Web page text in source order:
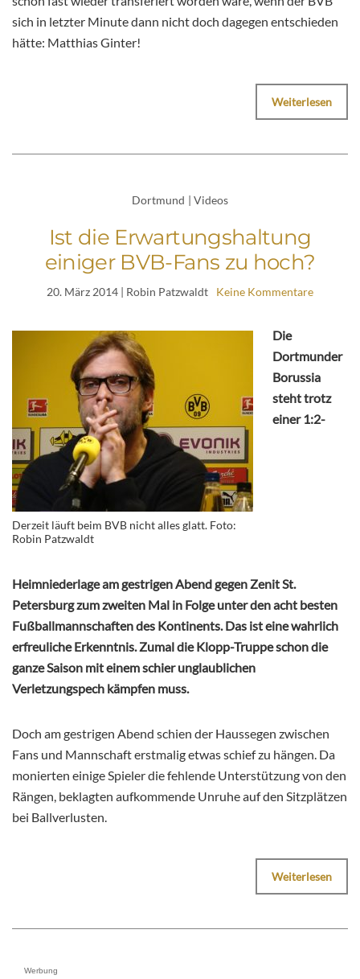
sich in letzter Minute dann nicht doch dagegen entschieden
hätte: Matthias Ginter!
Weiterlesen
Dortmund | Videos
Ist die Erwartungshaltung
einiger BVB-Fans zu hoch?
20. März 2014 | Robin Patzwaldt Keine Kommentare
Derzeit läuft beim BVB nicht alles glatt. Foto:
Robin Patzwaldt
Die
Dortmunder
Borussia
steht trotz
einer 1:2-
Heimniederlage am gestrigen Abend gegen Zenit St.
Petersburg zum zweiten Mal in Folge unter den acht besten
Fußballmannschaften des Kontinents. Das ist eine wahrlich
erfreuliche Erkenntnis. Zumal die Klopp-Truppe schon die
ganze Saison mit einem schier unglaublichen
Verletzungspech kämpfen muss.
Doch am gestrigen Abend schien der Haussegen zwischen
Fans und Mannschaft erstmalig etwas schief zu hängen. Da
monierten einige Spieler die fehlende Unterstützung von den
Rängen, beklagten aufkommende Unruhe auf den Sitzplätzen
bei Ballverlusten.
Weiterlesen
Werbung